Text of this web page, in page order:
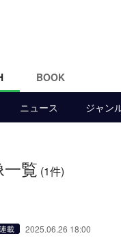
BOOK
ニュース ジャン
覧 (1件)
連載 2025.06.26 18:00